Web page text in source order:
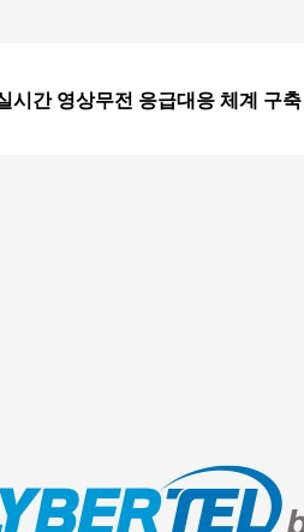
시간 영상무전 응급대응 체계 구축